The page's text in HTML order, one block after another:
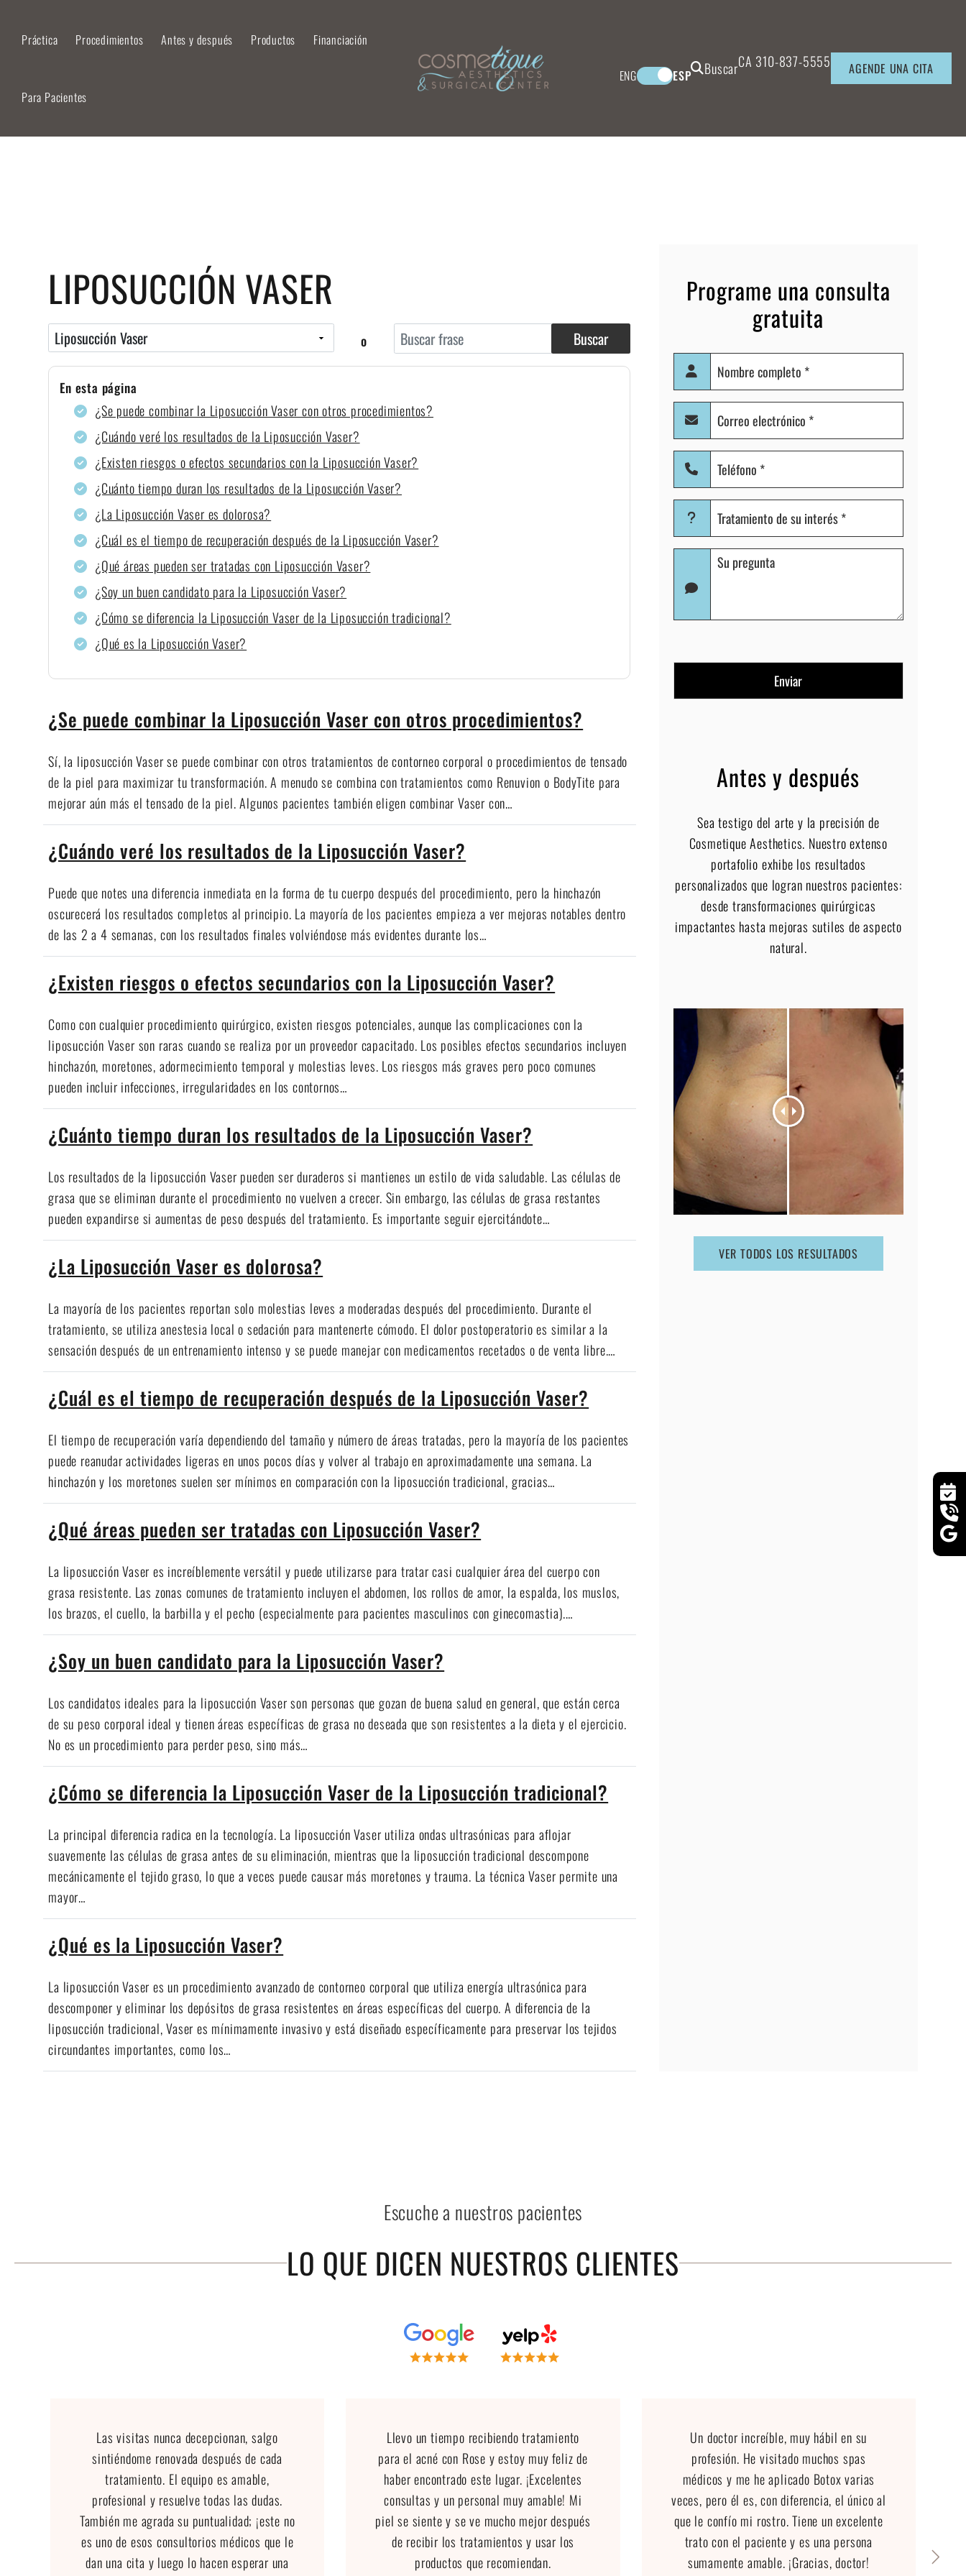
Práctica Procedimientos Antes y después Productos Financiación
Para Pacientes
ENG ESP BuscarCA 310-837-5555 AGENDE UNA CITA
LIPOSUCCIÓN VASER
o Buscar
En esta página
¿Se puede combinar la Liposucción Vaser con otros procedimientos?
¿Cuándo veré los resultados de la Liposucción Vaser?
¿Existen riesgos o efectos secundarios con la Liposucción Vaser?
¿Cuánto tiempo duran los resultados de la Liposucción Vaser?
¿La Liposucción Vaser es dolorosa?
¿Cuál es el tiempo de recuperación después de la Liposucción Vaser?
¿Qué áreas pueden ser tratadas con Liposucción Vaser?
¿Soy un buen candidato para la Liposucción Vaser?
¿Cómo se diferencia la Liposucción Vaser de la Liposucción tradicional?
¿Qué es la Liposucción Vaser?
¿Se puede combinar la Liposucción Vaser con otros procedimientos?
Sí, la liposucción Vaser se puede combinar con otros tratamientos de contorneo corporal o procedimientos de tensado
de la piel para maximizar tu transformación. A menudo se combina con tratamientos como Renuvion o BodyTite para
mejorar aún más el tensado de la piel. Algunos pacientes también eligen combinar Vaser con…
¿Cuándo veré los resultados de la Liposucción Vaser?
Puede que notes una diferencia inmediata en la forma de tu cuerpo después del procedimiento, pero la hinchazón
oscurecerá los resultados completos al principio. La mayoría de los pacientes empieza a ver mejoras notables dentro
de las 2 a 4 semanas, con los resultados finales volviéndose más evidentes durante los…
¿Existen riesgos o efectos secundarios con la Liposucción Vaser?
Como con cualquier procedimiento quirúrgico, existen riesgos potenciales, aunque las complicaciones con la
liposucción Vaser son raras cuando se realiza por un proveedor capacitado. Los posibles efectos secundarios incluyen
hinchazón, moretones, adormecimiento temporal y molestias leves. Los riesgos más graves pero poco comunes
pueden incluir infecciones, irregularidades en los contornos…
¿Cuánto tiempo duran los resultados de la Liposucción Vaser?
Los resultados de la liposucción Vaser pueden ser duraderos si mantienes un estilo de vida saludable. Las células de
grasa que se eliminan durante el procedimiento no vuelven a crecer. Sin embargo, las células de grasa restantes
pueden expandirse si aumentas de peso después del tratamiento. Es importante seguir ejercitándote…
¿La Liposucción Vaser es dolorosa?
La mayoría de los pacientes reportan solo molestias leves a moderadas después del procedimiento. Durante el
tratamiento, se utiliza anestesia local o sedación para mantenerte cómodo. El dolor postoperatorio es similar a la
sensación después de un entrenamiento intenso y se puede manejar con medicamentos recetados o de venta libre.…
¿Cuál es el tiempo de recuperación después de la Liposucción Vaser?
El tiempo de recuperación varía dependiendo del tamaño y número de áreas tratadas, pero la mayoría de los pacientes
puede reanudar actividades ligeras en unos pocos días y volver al trabajo en aproximadamente una semana. La
hinchazón y los moretones suelen ser mínimos en comparación con la liposucción tradicional, gracias…
¿Qué áreas pueden ser tratadas con Liposucción Vaser?
La liposucción Vaser es increíblemente versátil y puede utilizarse para tratar casi cualquier área del cuerpo con
grasa resistente. Las zonas comunes de tratamiento incluyen el abdomen, los rollos de amor, la espalda, los muslos,
los brazos, el cuello, la barbilla y el pecho (especialmente para pacientes masculinos con ginecomastia).…
¿Soy un buen candidato para la Liposucción Vaser?
Los candidatos ideales para la liposucción Vaser son personas que gozan de buena salud en general, que están cerca
de su peso corporal ideal y tienen áreas específicas de grasa no deseada que son resistentes a la dieta y el ejercicio.
No es un procedimiento para perder peso, sino más…
¿Cómo se diferencia la Liposucción Vaser de la Liposucción tradicional?
La principal diferencia radica en la tecnología. La liposucción Vaser utiliza ondas ultrasónicas para aflojar
suavemente las células de grasa antes de su eliminación, mientras que la liposucción tradicional descompone
mecánicamente el tejido graso, lo que a veces puede causar más moretones y trauma. La técnica Vaser permite una
mayor…
¿Qué es la Liposucción Vaser?
La liposucción Vaser es un procedimiento avanzado de contorneo corporal que utiliza energía ultrasónica para
descomponer y eliminar los depósitos de grasa resistentes en áreas específicas del cuerpo. A diferencia de la
liposucción tradicional, Vaser es mínimamente invasivo y está diseñado específicamente para preservar los tejidos
circundantes importantes, como los…
Programe una consulta
gratuita
Nombre
completo
(Obligatorio)
Correo
electrónico
(Obligatorio)
Teléfono
(Obligatorio)
Tratamiento
su
(Obligatorio)
Pregunta
Antes y después
Sea testigo del arte y la precisión de
Cosmetique Aesthetics. Nuestro extenso
portafolio exhibe los resultados
personalizados que logran nuestros pacientes:
desde transformaciones quirúrgicas
impactantes hasta mejoras sutiles de aspecto
natural.
VER TODOS LOS RESULTADOS
Escuche a nuestros pacientes
LO QUE DICEN NUESTROS CLIENTES
Las visitas nunca decepcionan, salgo
sintiéndome renovada después de cada
tratamiento. El equipo es amable,
profesional y resuelve todas las dudas.
También me agrada su puntualidad; ¡este no
es uno de esos consultorios médicos que le
dan una cita y luego lo hacen esperar una
Llevo un tiempo recibiendo tratamiento
para el acné con Rose y estoy muy feliz de
haber encontrado este lugar. ¡Excelentes
consultas y un personal muy amable! Mi
piel se siente y se ve mucho mejor después
de recibir los tratamientos y usar los
productos que recomiendan.
Un doctor increíble, muy hábil en su
profesión. He visitado muchos spas
médicos y me he aplicado Botox varias
veces, pero él es, con diferencia, el único al
que le confío mi rostro. Tiene un excelente
trato con el paciente y es una persona
sumamente amable. ¡Gracias, doctor!